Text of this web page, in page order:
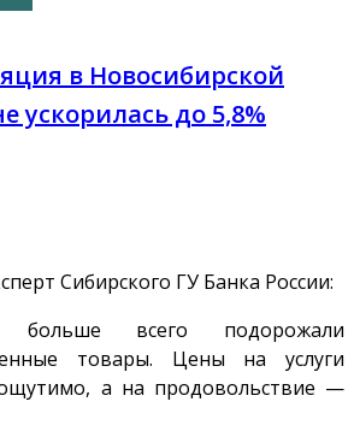
в Новосибирской
ускорилась до 5,8%
Сибирского ГУ Банка России:
всего подорожали
товары. Цены на услуги
а на продовольствие —